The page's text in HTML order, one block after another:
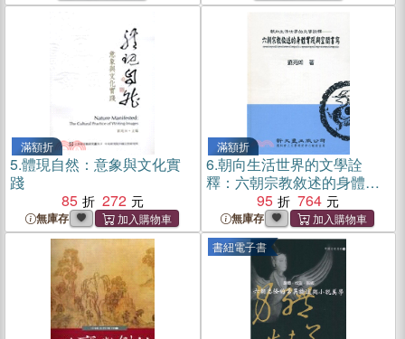
滿額折
5.體現自然：意象與文化實
踐
85
272
無庫存
滿額折
6.朝向生活世界的文學詮
釋：六朝宗教敘述的身體實
踐與空間書寫
95 764
無庫存
書紐電子書